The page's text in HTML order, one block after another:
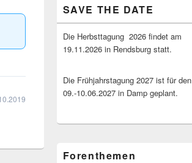
SAVE THE DATE
Die Herbsttagung 2026 findet am
19.11.2026 in Rendsburg statt.
Die Frühjahrstagung 2027 ist für den
09.-10.06.2027 in Damp geplant.
Forenthemen